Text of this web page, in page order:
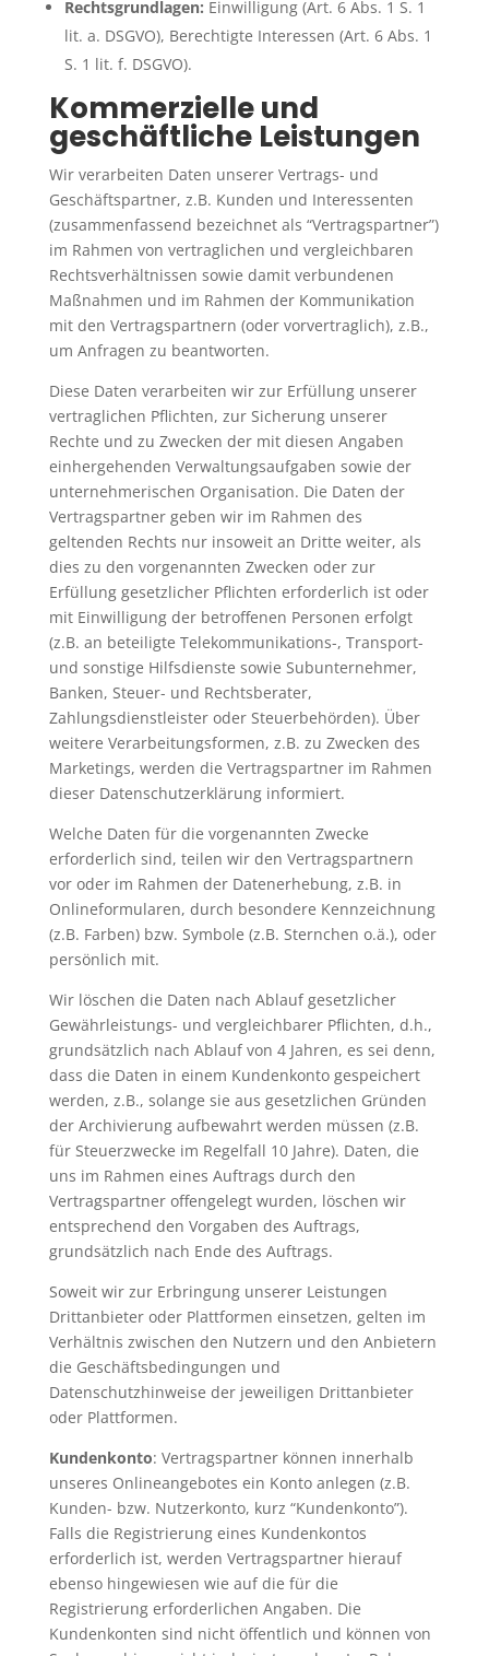
Rechtsgrundlagen: Einwilligung (Art. 6 Abs. 1 S. 1
lit. a. DSGVO), Berechtigte Interessen (Art. 6 Abs. 1
S. 1 lit. f. DSGVO).
Kommerzielle und
geschäftliche Leistungen
Wir verarbeiten Daten unserer Vertrags- und
Geschäftspartner, z.B. Kunden und Interessenten
(zusammenfassend bezeichnet als “Vertragspartner”)
im Rahmen von vertraglichen und vergleichbaren
Rechtsverhältnissen sowie damit verbundenen
Maßnahmen und im Rahmen der Kommunikation
mit den Vertragspartnern (oder vorvertraglich), z.B.,
um Anfragen zu beantworten.
Diese Daten verarbeiten wir zur Erfüllung unserer
vertraglichen Pflichten, zur Sicherung unserer
Rechte und zu Zwecken der mit diesen Angaben
einhergehenden Verwaltungsaufgaben sowie der
unternehmerischen Organisation. Die Daten der
Vertragspartner geben wir im Rahmen des
geltenden Rechts nur insoweit an Dritte weiter, als
dies zu den vorgenannten Zwecken oder zur
Erfüllung gesetzlicher Pflichten erforderlich ist oder
mit Einwilligung der betroffenen Personen erfolgt
(z.B. an beteiligte Telekommunikations-, Transport-
und sonstige Hilfsdienste sowie Subunternehmer,
Banken, Steuer- und Rechtsberater,
Zahlungsdienstleister oder Steuerbehörden). Über
weitere Verarbeitungsformen, z.B. zu Zwecken des
Marketings, werden die Vertragspartner im Rahmen
dieser Datenschutzerklärung informiert.
Welche Daten für die vorgenannten Zwecke
erforderlich sind, teilen wir den Vertragspartnern
vor oder im Rahmen der Datenerhebung, z.B. in
Onlineformularen, durch besondere Kennzeichnung
(z.B. Farben) bzw. Symbole (z.B. Sternchen o.ä.), oder
persönlich mit.
Wir löschen die Daten nach Ablauf gesetzlicher
Gewährleistungs- und vergleichbarer Pflichten, d.h.,
grundsätzlich nach Ablauf von 4 Jahren, es sei denn,
dass die Daten in einem Kundenkonto gespeichert
werden, z.B., solange sie aus gesetzlichen Gründen
der Archivierung aufbewahrt werden müssen (z.B.
für Steuerzwecke im Regelfall 10 Jahre). Daten, die
uns im Rahmen eines Auftrags durch den
Vertragspartner offengelegt wurden, löschen wir
entsprechend den Vorgaben des Auftrags,
grundsätzlich nach Ende des Auftrags.
Soweit wir zur Erbringung unserer Leistungen
Drittanbieter oder Plattformen einsetzen, gelten im
Verhältnis zwischen den Nutzern und den Anbietern
die Geschäftsbedingungen und
Datenschutzhinweise der jeweiligen Drittanbieter
oder Plattformen.
Kundenkonto: Vertragspartner können innerhalb
unseres Onlineangebotes ein Konto anlegen (z.B.
Kunden- bzw. Nutzerkonto, kurz “Kundenkonto”).
Falls die Registrierung eines Kundenkontos
erforderlich ist, werden Vertragspartner hierauf
ebenso hingewiesen wie auf die für die
Registrierung erforderlichen Angaben. Die
Kundenkonten sind nicht öffentlich und können von